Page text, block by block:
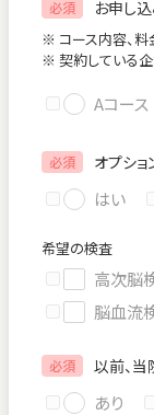
必須 お申し
※ コース内容、
※ 契約している企
Aコース
必須 オプシ
はい
希望の検査
高次脳
脳血流
必須 以前、
あり